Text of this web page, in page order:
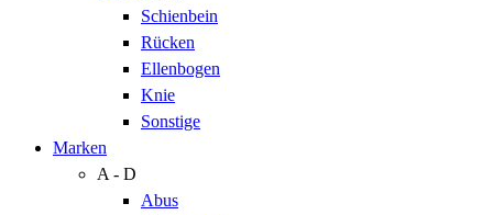
Schienbein
Rücken
Ellenbogen
Knie
Sonstige
Marken
A - D
Abus